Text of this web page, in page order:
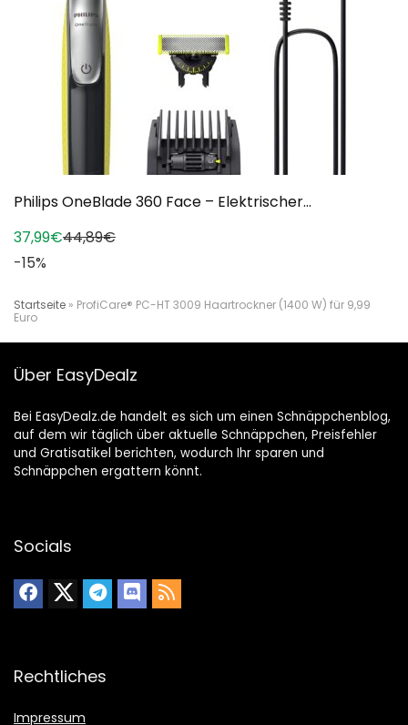
Philips OneBlade 360 Face – Elektrischer...
37,99€44,89€
-15%
Startseite » ProfiCare® PC-HT 3009 Haartrockner (1400 W) für 9,99
Euro
Über EasyDealz
Bei EasyDealz.de handelt es sich um einen Schnäppchenblog,
auf dem wir täglich über aktuelle Schnäppchen, Preisfehler
und Gratisatikel berichten, wodurch Ihr sparen und
Schnäppchen ergattern könnt.
Socials
Rechtliches
Impressum